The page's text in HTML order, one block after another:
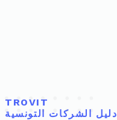
TROVIT
دليل الشركات التونسية